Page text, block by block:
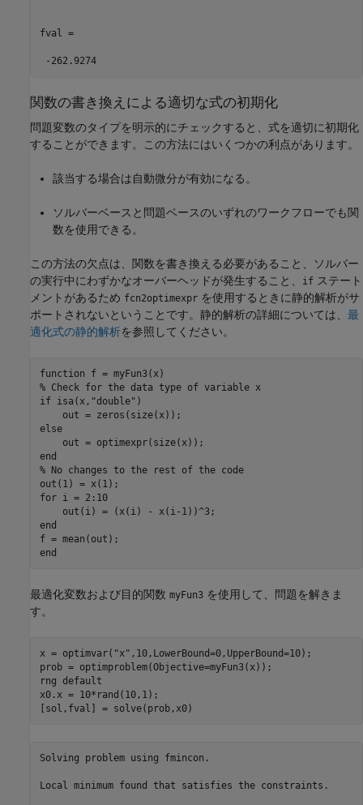
fval =
-262.9274
関数の書き換えによる適切な式の初期化
問題変数のタイプを明示的にチェックすると、式を適切に初期化
することができます。この方法にはいくつかの利点があります。
該当する場合は自動微分が有効になる。
ソルバーベースと問題ベースのいずれのワークフローでも関
数を使用できる。
この方法の欠点は、関数を書き換える必要があること、ソルバー
の実行中にわずかなオーバーヘッドが発生すること、
if ステート
メントがあるため fcn2optimexpr を使用するときに静的解析がサ
ポートされないということです。静的解析の詳細については、 最
適化式の静的解析を参照してください。
function
% Check for the data type of variable x
if isa(x, "double" )
else
end
% No changes to the rest of the code
for i = 2:10
end
end
最適化変数および目的関数 myFun3 を使用して、問題を解きま
す。
x = optimvar( "x" ,10,LowerBound=0,UpperBound=10);
prob = optimproblem(Objective=myFun3(x));
rng default
x0.x = 10*rand(10,1);
[sol,fval] = solve(prob,x0)
Solving problem using fmincon.
Local minimum found that satisfies the constraints.